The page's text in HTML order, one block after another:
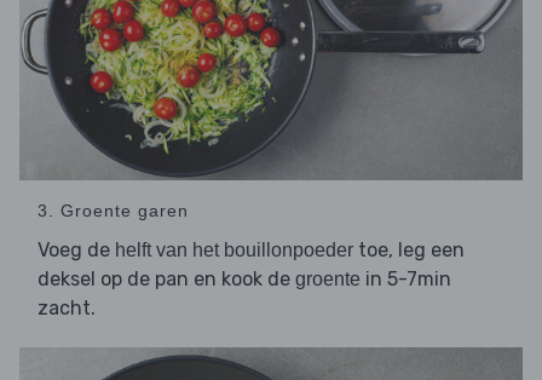
3. Groente garen
Voeg de helft van het bouillonpoeder toe, leg een
deksel op de pan en kook de groente in 5-7min
zacht.